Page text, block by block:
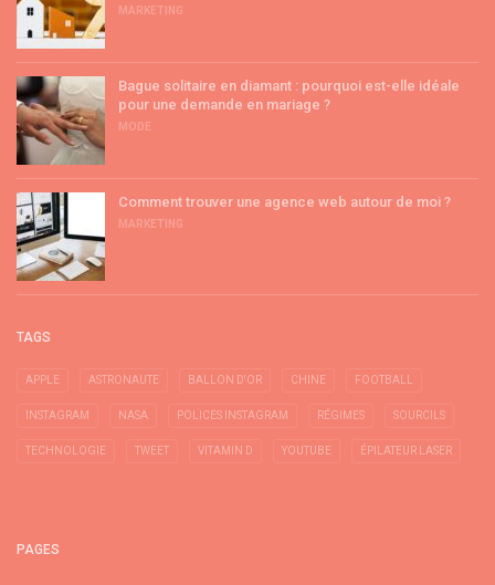
MARKETING
Bague solitaire en diamant : pourquoi est-elle idéale
pour une demande en mariage ?
MODE
Comment trouver une agence web autour de moi ?
MARKETING
TAGS
APPLE ASTRONAUTE BALLON D'OR CHINE FOOTBALL
INSTAGRAM NASA POLICES INSTAGRAM RÉGIMES SOURCILS
TECHNOLOGIE TWEET VITAMIN D YOUTUBE ÉPILATEUR LASER
PAGES